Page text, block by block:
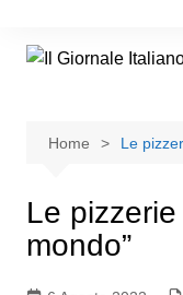
Home Le
Le
mondo”